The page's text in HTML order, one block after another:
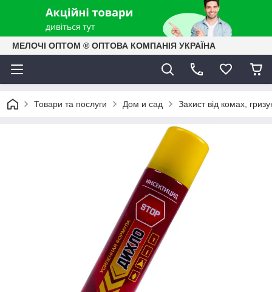
МЕЛОЧІ ОПТОМ ® ОПТОВА КОМПАНІЯ УКРАЇНА
Товари та послуги Дом и сад Захист від комах,